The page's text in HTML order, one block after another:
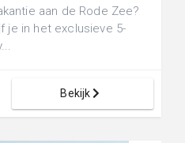
aan de Rode Zee?
je in het exclusieve 5-
Bekijk